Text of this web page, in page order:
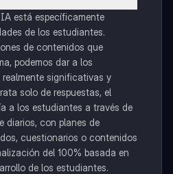
está específicamente
de los estudiantes.
de contenidos que
podemos dar a los
significativas y
solo de respuestas, el
a los estudiantes a través de
diarios, con planes de
cuestionarios o contenidos
del 100% basada en
de los estudiantes.